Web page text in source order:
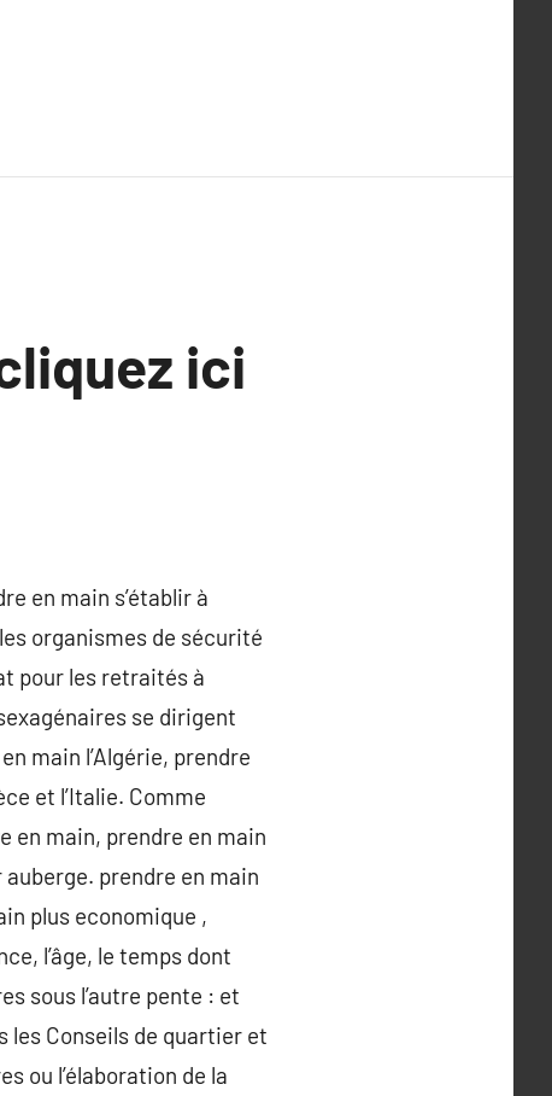
ici
en main s’établir à
organismes de sécurité
pour les retraités à
se dirigent
main l’Algérie, prendre
et l’Italie. Comme
en main, prendre en main
prendre en main
plus economique ,
l’âge, le temps dont
sous l’autre pente : et
les Conseils de quartier et
ou l’élaboration de la